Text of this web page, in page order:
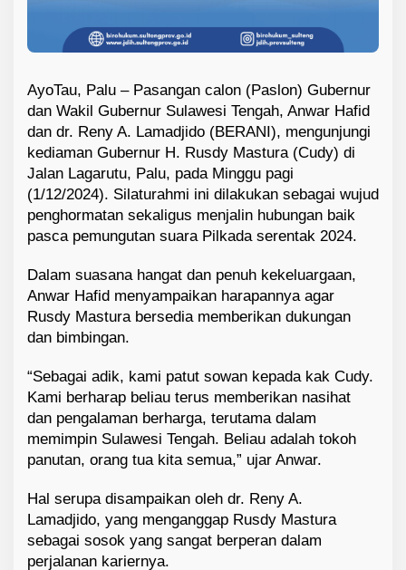
AyoTau, Palu – Pasangan calon (Paslon) Gubernur
dan Wakil Gubernur Sulawesi Tengah, Anwar Hafid
dan dr. Reny A. Lamadjido (BERANI), mengunjungi
kediaman Gubernur H. Rusdy Mastura (Cudy) di
Jalan Lagarutu, Palu, pada Minggu pagi
(1/12/2024). Silaturahmi ini dilakukan sebagai wujud
penghormatan sekaligus menjalin hubungan baik
pasca pemungutan suara Pilkada serentak 2024.
Dalam suasana hangat dan penuh kekeluargaan,
Anwar Hafid menyampaikan harapannya agar
Rusdy Mastura bersedia memberikan dukungan
dan bimbingan.
“Sebagai adik, kami patut sowan kepada kak Cudy.
Kami berharap beliau terus memberikan nasihat
dan pengalaman berharga, terutama dalam
memimpin Sulawesi Tengah. Beliau adalah tokoh
panutan, orang tua kita semua,” ujar Anwar.
Hal serupa disampaikan oleh dr. Reny A.
Lamadjido, yang menganggap Rusdy Mastura
sebagai sosok yang sangat berperan dalam
perjalanan kariernya.